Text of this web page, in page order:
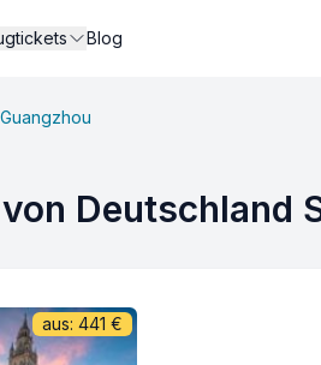
Blog
Guangzhou
Deutschland
aus: 441 €